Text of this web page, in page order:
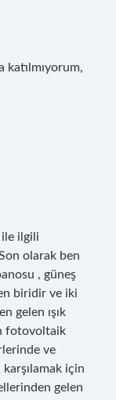
katılmıyorum,
ilgili
olarak ben
, güneş
biridir ve iki
gelen ışık
fotovoltaik
ve
için
gelen